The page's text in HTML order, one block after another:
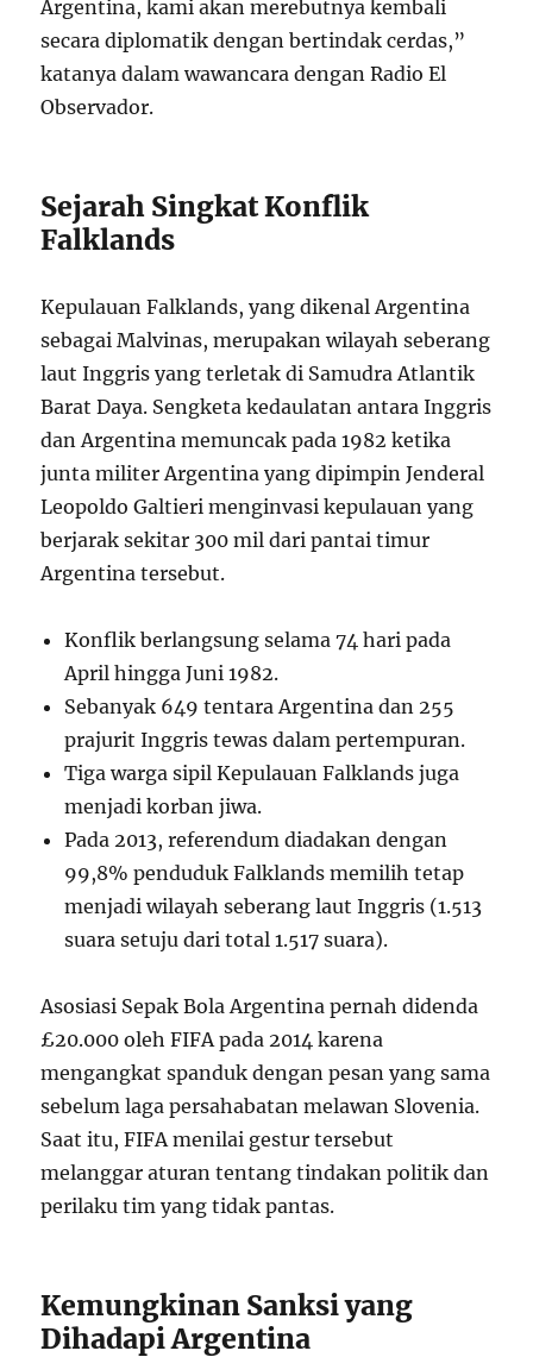
Argentina, kami akan merebutnya kembali
secara diplomatik dengan bertindak cerdas,”
katanya dalam wawancara dengan Radio El
Observador.
Sejarah Singkat Konflik
Falklands
Kepulauan Falklands, yang dikenal Argentina
sebagai Malvinas, merupakan wilayah seberang
laut Inggris yang terletak di Samudra Atlantik
Barat Daya. Sengketa kedaulatan antara Inggris
dan Argentina memuncak pada 1982 ketika
junta militer Argentina yang dipimpin Jenderal
Leopoldo Galtieri menginvasi kepulauan yang
berjarak sekitar 300 mil dari pantai timur
Argentina tersebut.
Konflik berlangsung selama 74 hari pada
April hingga Juni 1982.
Sebanyak 649 tentara Argentina dan 255
prajurit Inggris tewas dalam pertempuran.
Tiga warga sipil Kepulauan Falklands juga
menjadi korban jiwa.
Pada 2013, referendum diadakan dengan
99,8% penduduk Falklands memilih tetap
menjadi wilayah seberang laut Inggris (1.513
suara setuju dari total 1.517 suara).
Asosiasi Sepak Bola Argentina pernah didenda
£20.000 oleh FIFA pada 2014 karena
mengangkat spanduk dengan pesan yang sama
sebelum laga persahabatan melawan Slovenia.
Saat itu, FIFA menilai gestur tersebut
melanggar aturan tentang tindakan politik dan
perilaku tim yang tidak pantas.
Kemungkinan Sanksi yang
Dihadapi Argentina